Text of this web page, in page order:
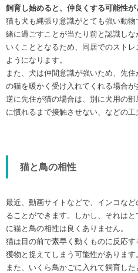
飼育し始めると、仲良くする可能性が
猫も犬も縄張り意識がとても強い動
緒に過ごすことが当たり前と認識し
いくこととなるため、同居でのスト
ようになります。
また、犬は仲間意識が強いため、先
の猫を暖かく受け入れてくれる場合が
逆に先住が猫の場合は、別に犬用の
に慣れるまで接触させない、などの工
猫と鳥の相性
最近、動画サイトなどで、インコな
ることができます。しかし、それは
に猫と鳥の相性は良くありません。
猫は目の前で素早く動くものに反応
獲物と捉えてしまう可能性があります
また、いくら鳥かごに入れて飼育し